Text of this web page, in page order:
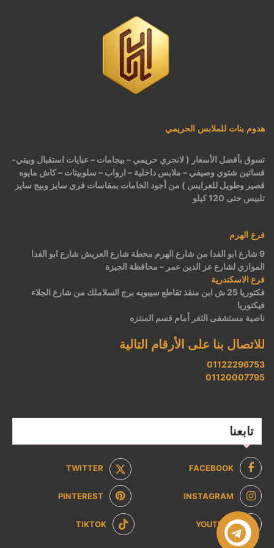
هدوم بنات للملابس الحريمي
تسوق بأفضل الأسعار ( لانجري حريمي – بيجامات – عبايات استقبال وبيتي-
فساتين شتوي وصيفي – ملابس داخلية – ارواب – سلوبيتات – كاش مايوه
قصير وطويل للعرايس ) من أجود الخامات بمقاسات فري سايز وبيج سايز
تلبيس حتى 120 كيلو
فرع الهرم
9 شارع ابو الفدا من شارع الهرم محطة شارع العريش شارع ابو الفدا
الموازي لشارع عز الدين عمر – محافظة الجيزة
فرع الاسكندرية
فكتوريا 25 ش ابن منقذ تقاطع سيبويه برج السلاملك من شارع الجلاء
فيكتوريا
ناصية مستشفى الثغر أمام قسم المنتزه
للاتصال بنا على الأرقام التالية
01122296753
01120007795
تابعنا
FACEBOOK
TWITTER
INSTAGRAM
PINTEREST
YOUTUBE
TIKTOK